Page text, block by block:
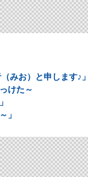
みお）と申します♪」
けた～
」